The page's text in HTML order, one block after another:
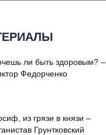
ли быть здоровым? –
Федорченко
из грязи в князи –
Грунтковский